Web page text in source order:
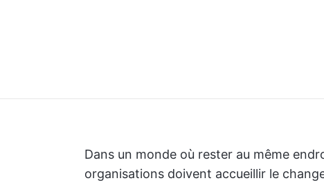
Dans un monde où rester au même
organisations doivent accueillir le